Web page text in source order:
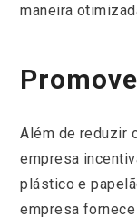
maneira
Além de reduzir
empresa
plástico e
empresa